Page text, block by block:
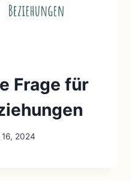
Frage für
2024